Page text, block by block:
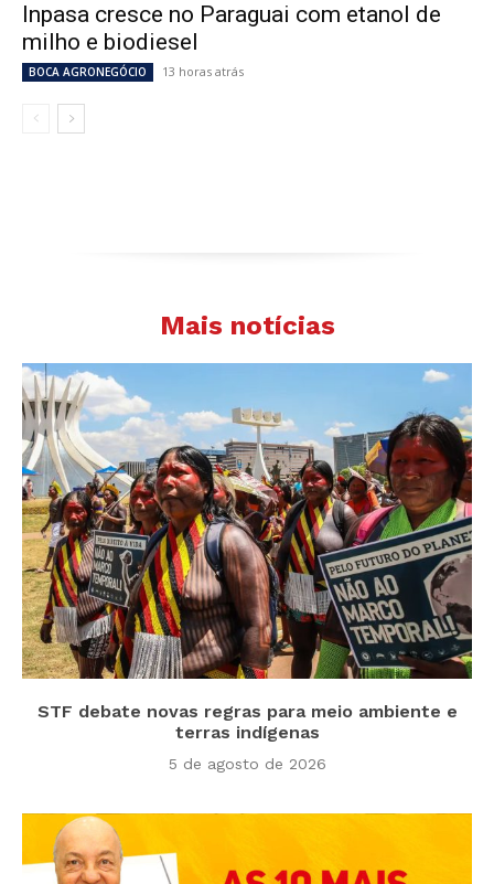
Inpasa cresce no Paraguai com etanol de
milho e biodiesel
BOCA AGRONEGÓCIO 13 horas atrás
Mais notícias
STF debate novas regras para meio ambiente e
terras indígenas
5 de agosto de 2026